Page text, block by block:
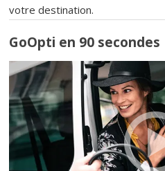
votre destination.
GoOpti en 90 secondes